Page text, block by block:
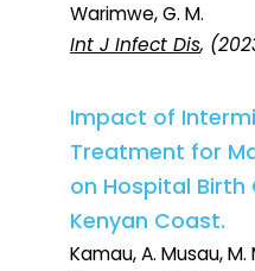
Warimwe, G. M.
Int J Infect Dis,
Impact of
Treatment for
on Hospital
Kenyan Coast.
Kamau, A. Musau, M.